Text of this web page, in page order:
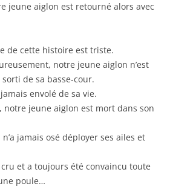
jeune aiglon est retourné alors avec
de cette histoire est triste.
notre jeune aiglon n’est
sorti de sa basse-cour.
jamais envolé de sa vie.
notre jeune aiglon est mort dans son
n’a jamais osé déployer ses ailes et
cru et a toujours été convaincu toute
poule…